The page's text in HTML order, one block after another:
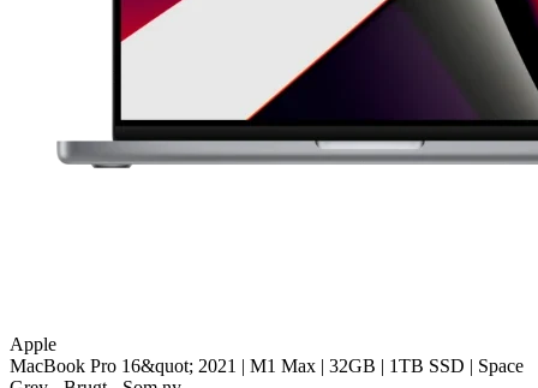
Apple
MacBook Pro 16&quot; 2021 | M1 Max | 32GB | 1TB SSD | Space